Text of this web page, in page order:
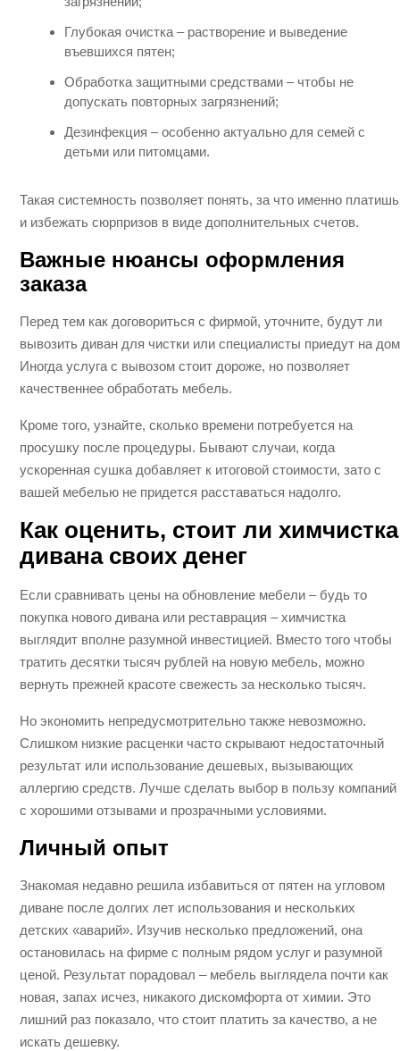
Глубокая очистка – растворение и выведение
въевшихся пятен;
Обработка защитными средствами – чтобы не
допускать повторных загрязнений;
Дезинфекция – особенно актуально для семей с
детьми или питомцами.
Такая системность позволяет понять, за что именно
и избежать сюрпризов в виде дополнительных счетов.
Важные нюансы оформления
заказа
Перед тем как договориться с фирмой, уточните, будут ли
вывозить диван для чистки или специалисты приедут на
Иногда услуга с вывозом стоит дороже, но позволяет
качественнее обработать мебель.
Кроме того, узнайте, сколько времени потребуется на
просушку после процедуры. Бывают случаи, когда
ускоренная сушка добавляет к итоговой стоимости, зато с
вашей мебелью не придется расставаться надолго.
Как оценить, стоит ли химчистка
дивана своих денег
Если сравнивать цены на обновление мебели – будь то
покупка нового дивана или реставрация – химчистка
выглядит вполне разумной инвестицией. Вместо того чтобы
тратить десятки тысяч рублей на новую мебель, можно
вернуть прежней красоте свежесть за несколько тысяч.
Но экономить непредусмотрительно также невозможно.
Слишком низкие расценки часто скрывают недостаточный
результат или использование дешевых, вызывающих
аллергию средств. Лучше сделать выбор в пользу компаний
с хорошими отзывами и прозрачными условиями.
Личный опыт
Знакомая недавно решила избавиться от пятен на угловом
диване после долгих лет использования и нескольких
детских «аварий». Изучив несколько предложений, она
остановилась на фирме с полным рядом услуг и разумной
ценой. Результат порадовал – мебель выглядела почти как
новая, запах исчез, никакого дискомфорта от химии. Это
лишний раз показало, что стоит платить за качество, а не
искать дешевку.